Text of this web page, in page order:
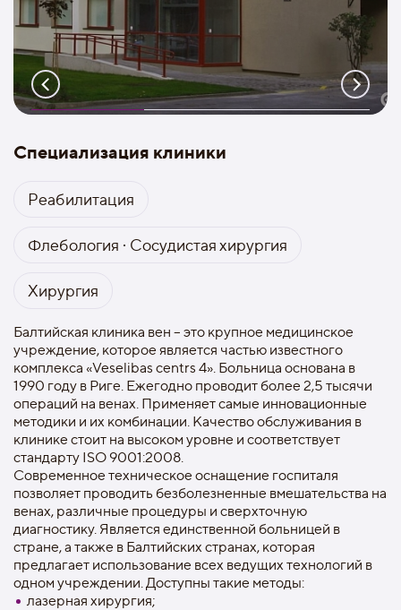
Специализация клиники
Реабилитация
Флебология · Сосудистая хирургия
Хирургия
Балтийская клиника вен – это крупное медицинское
учреждение, которое является частью известного
комплекса «Veselibas centrs 4». Больница основана в
1990 году в Риге. Ежегодно проводит более 2,5 тысячи
операций на венах. Применяет самые инновационные
методики и их комбинации. Качество обслуживания в
клинике стоит на высоком уровне и соответствует
стандарту ISO 9001:2008.
Современное техническое оснащение госпиталя
позволяет проводить безболезненные вмешательства на
венах, различные процедуры и сверхточную
диагностику. Является единственной больницей в
стране, а также в Балтийских странах, которая
предлагает использование всех ведущих технологий в
одном учреждении. Доступны такие методы:
лазерная хирургия;